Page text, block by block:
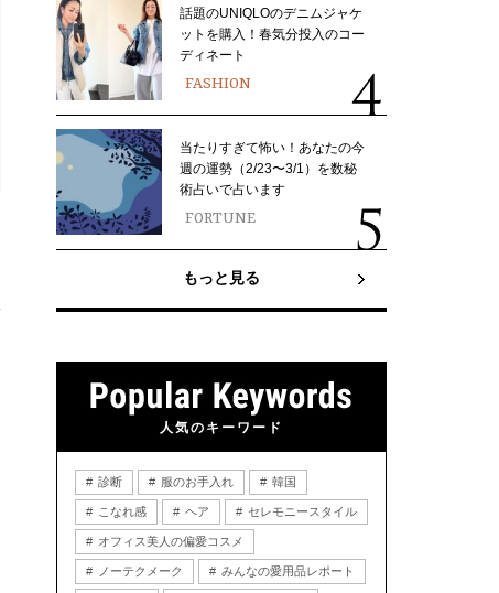
話題のUNIQLOのデニムジャケ
ットを購入！春気分投入のコー
ディネート
FASHION
当たりすぎて怖い！あなたの今
週の運勢（2/23〜3/1）を数秘
術占いで占います
FORTUNE
もっと見る
人気のキーワード
診断 服のお手入れ 韓国
こなれ感 ヘア セレモニースタイル
オフィス美人の偏愛コスメ
ノーテクメーク みんなの愛用品レポート